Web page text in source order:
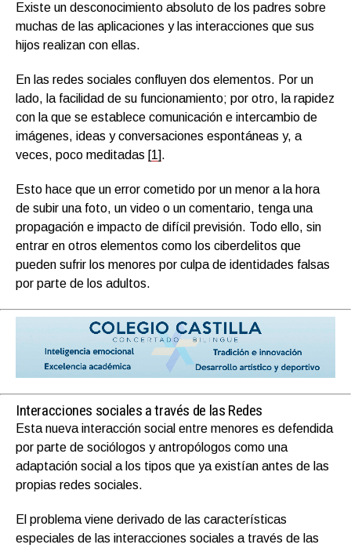
Existe un desconocimiento absoluto de los padres sobre
muchas de las aplicaciones y las interacciones que sus
hijos realizan con ellas.
En las redes sociales confluyen dos elementos. Por un
lado, la facilidad de su funcionamiento; por otro, la rapidez
con la que se establece comunicación e intercambio de
imágenes, ideas y conversaciones espontáneas y, a
veces, poco meditadas [1].
Esto hace que un error cometido por un menor a la hora
de subir una foto, un video o un comentario, tenga una
propagación e impacto de difícil previsión. Todo ello, sin
entrar en otros elementos como los ciberdelitos que
pueden sufrir los menores por culpa de identidades falsas
por parte de los adultos.
Interacciones sociales a través de las Redes
Esta nueva interacción social entre menores es defendida
por parte de sociólogos y antropólogos como una
adaptación social a los tipos que ya existían antes de las
propias redes sociales.
El problema viene derivado de las características
especiales de las interacciones sociales a través de las